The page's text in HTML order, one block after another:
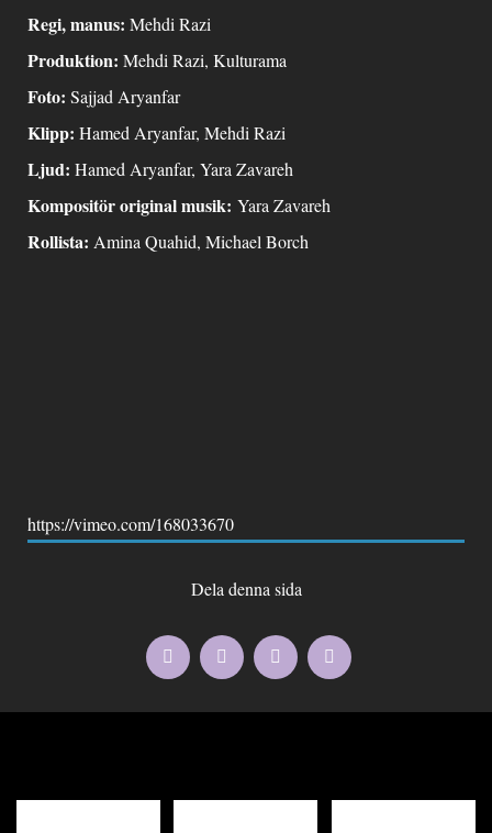
Regi, manus: Mehdi Razi
Produktion: Mehdi Razi, Kulturama
Foto: Sajjad Aryanfar
Klipp: Hamed Aryanfar, Mehdi Razi
Ljud: Hamed Aryanfar, Yara Zavareh
Kompositör original musik: Yara Zavareh
Rollista: Amina Quahid, Michael Borch
https://vimeo.com/168033670
Dela denna sida